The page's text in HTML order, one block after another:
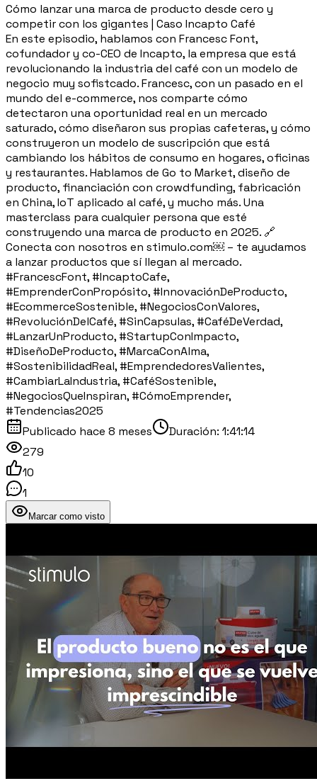
Cómo lanzar una marca de producto desde cero y
competir con los gigantes | Caso Incapto Café
En este episodio, hablamos con Francesc Font,
cofundador y co-CEO de Incapto, la empresa que está
revolucionando la industria del café con un modelo de
negocio muy sofistcado. Francesc, con un pasado en el
mundo del e-commerce, nos comparte cómo
detectaron una oportunidad real en un mercado
saturado, cómo diseñaron sus propias cafeteras, y cómo
construyeron un modelo de suscripción que está
cambiando los hábitos de consumo en hogares, oficinas
y restaurantes. Hablamos de Go to Market, diseño de
producto, financiación con crowdfunding, fabricación
en China, IoT aplicado al café, y mucho más. Una
masterclass para cualquier persona que esté
construyendo una marca de producto en 2025. 🔗
Conecta con nosotros en stimulo.com￼ – te ayudamos
a lanzar productos que sí llegan al mercado.
#FrancescFont, #IncaptoCafe,
#EmprenderConPropósito, #InnovaciónDeProducto,
#EcommerceSostenible, #NegociosConValores,
#RevoluciónDelCafé, #SinCapsulas, #CaféDeVerdad,
#LanzarUnProducto, #StartupConImpacto,
#DiseñoDeProducto, #MarcaConAlma,
#SostenibilidadReal, #EmprendedoresValientes,
#CambiarLaIndustria, #CaféSostenible,
#NegociosQueInspiran, #CómoEmprender,
#Tendencias2025
Publicado hace 8 meses Duración: 1:41:14
279
10
1
Marcar como visto